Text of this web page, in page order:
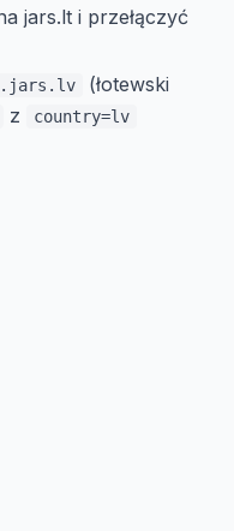
jars.lt i przełączyć
(łotewski
z country=lv